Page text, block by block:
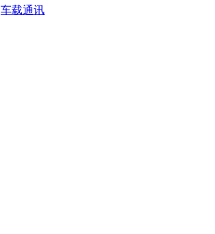
车载通讯